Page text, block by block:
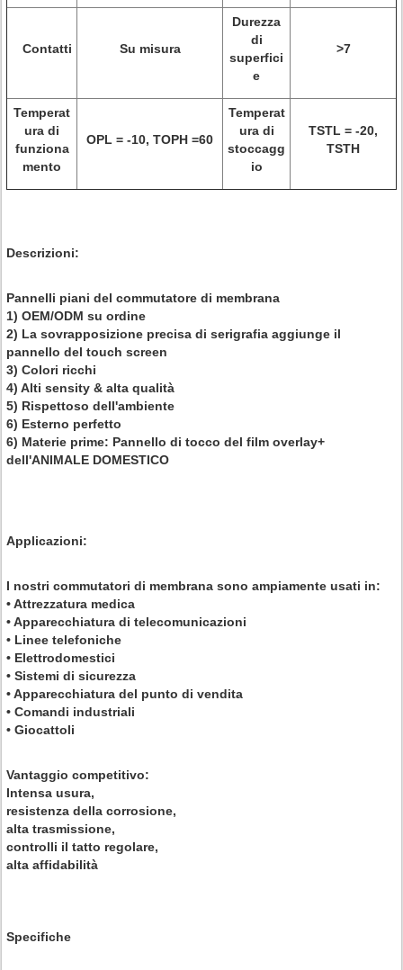
Contatti Su misura
Durezza
di
superfici
e
>7
Temperat
ura di
funziona
mento
OPL = -10, TOPH =60
Temperat
ura di
stoccagg
io
TSTL = -20,
TSTH
Descrizioni:
Pannelli piani del commutatore di membrana
1) OEM/ODM su ordine
2) La sovrapposizione precisa di serigrafia aggiunge il
pannello del touch screen
3) Colori ricchi
4) Alti sensity & alta qualità
5) Rispettoso dell'ambiente
6) Esterno perfetto
6) Materie prime: Pannello di tocco del film overlay+
dell'ANIMALE DOMESTICO
Applicazioni:
I nostri commutatori di membrana sono ampiamente usati in:
• Attrezzatura medica
• Apparecchiatura di telecomunicazioni
• Linee telefoniche
• Elettrodomestici
• Sistemi di sicurezza
• Apparecchiatura del punto di vendita
• Comandi industriali
• Giocattoli
Vantaggio competitivo:
Intensa usura,
resistenza della corrosione,
alta trasmissione,
controlli il tatto regolare,
alta affidabilità
Specifiche